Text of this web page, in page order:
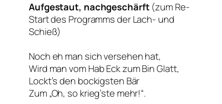
Aufgestaut, nachgeschärft(zum Re-
Start des Programms der Lach- und
Schieß)
Noch eh man sich versehen hat,
Wird man vom Hab Eck zum Bin Glatt,
Lockt’s den bockigsten Bär
Zum „Oh, so krieg’ste mehr!“.